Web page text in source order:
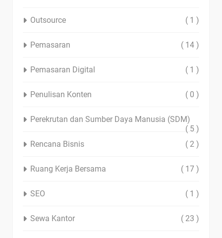
Outsource ( 1 )
Pemasaran ( 14 )
Pemasaran Digital ( 1 )
Penulisan Konten ( 0 )
Perekrutan dan Sumber Daya Manusia (SDM)
( 5 )
Rencana Bisnis
( 2 )
Ruang Kerja Bersama ( 17 )
SEO ( 1 )
Sewa Kantor ( 23 )